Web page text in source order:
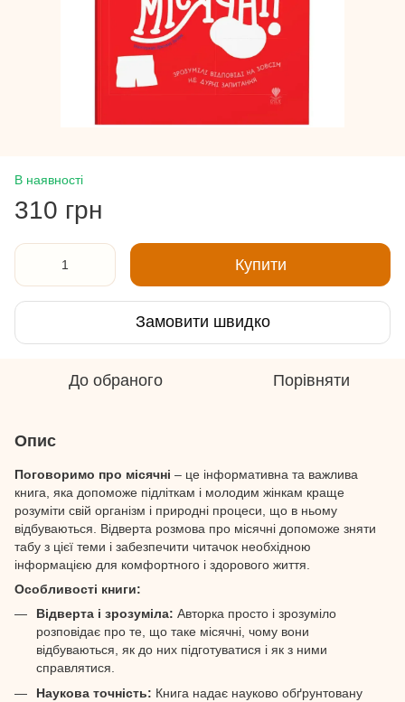
В наявності
310 грн
Купити
Замовити швидко
До обраного Порівняти
Опис
Поговоримо про місячні – це інформативна та важлива
книга, яка допоможе підліткам і молодим жінкам краще
розуміти свій організм і природні процеси, що в ньому
відбуваються. Відверта розмова про місячні допоможе зняти
табу з цієї теми і забезпечити читачок необхідною
інформацією для комфортного і здорового життя.
Особливості книги:
Відверта і зрозуміла: Авторка просто і зрозуміло
розповідає про те, що таке місячні, чому вони
відбуваються, як до них підготуватися і як з ними
справлятися.
Наукова точність: Книга надає науково обґрунтовану